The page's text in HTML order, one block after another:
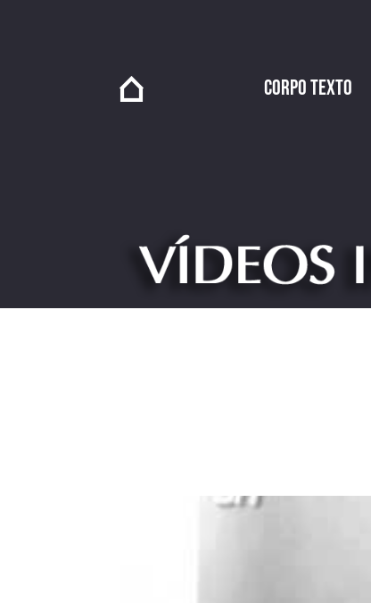
Corpo Texto